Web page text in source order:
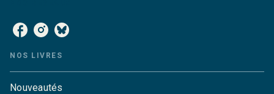
NOS LIVRES
Nouveautés